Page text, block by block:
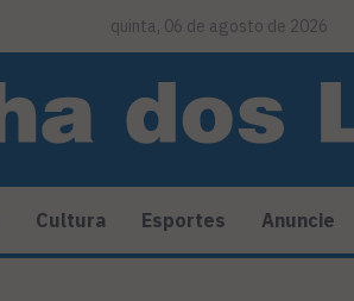
quinta, 06 de agosto de 2026
Cultura Esportes Anuncie